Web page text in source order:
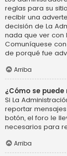
reglas para su
recibir una
decisión de La
nada que ver con
Comuníquese
de porqué fue
Arriba
¿Cómo se
Si La
reportar
botón, el foro le
necesarios para
Arriba